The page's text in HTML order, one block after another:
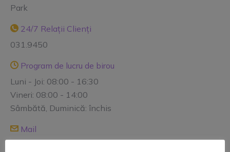
Park
24/7 Relații Clienți
031.9450
Program de lucru de birou
Luni - Joi: 08:00 - 16:30
Vineri: 08:00 - 14:00
Sâmbătă, Duminică: închis
Mail